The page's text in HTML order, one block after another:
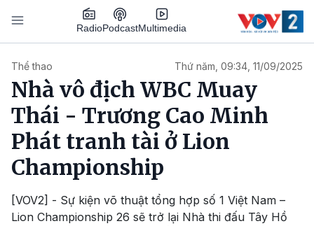
Nhảy đến nội dung
RadioPodcastMultimedia
Thể thao Thứ năm, 09:34, 11/09/2025
Nhà vô địch WBC Muay
Thái - Trương Cao Minh
Phát tranh tài ở Lion
Championship
[VOV2] - Sự kiện võ thuật tổng hợp số 1 Việt Nam –
Lion Championship 26 sẽ trở lại Nhà thi đấu Tây Hồ